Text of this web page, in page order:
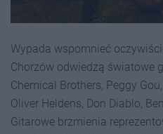
Wypada wspomnieć
Chorzów odwiedzą światowe
Chemical Brothers, Peggy
Oliver Heldens, Don Diablo,
Gitarowe brzmienia